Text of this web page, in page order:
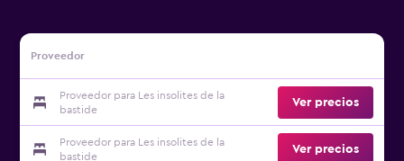
Proveedor
Proveedor para Les insolites de la
bastide
Ver precios
Proveedor para Les insolites de la
bastide
Ver precios